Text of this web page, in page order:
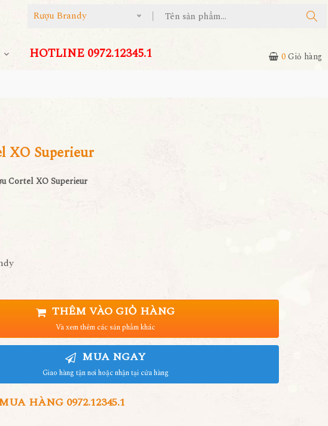
Rượu Brandy
HOTLINE 0972.12345.1 0Giỏ hàng
XO Superieur
Cortel XO Superieur
THÊM VÀO GIỎ HÀNG
Và xem thêm các sản phẩm khác
MUA NGAY
Giao hàng tận nơi hoặc nhận tại cửa hàng
HÀNG 0972.12345.1